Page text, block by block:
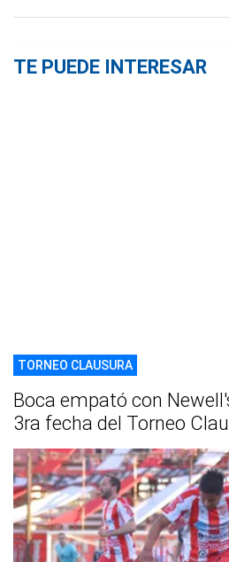
TE PUEDE INTERESAR
TORNEO CLAUSURA
Boca empató con
3ra fecha del Torneo